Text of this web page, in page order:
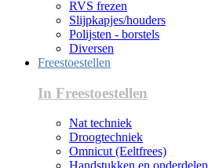
RVS frezen
Slijpkapjes/houders
Polijsten - borstels
Diversen
Freestoestellen
In Freestoestellen
Nat techniek
Droogtechniek
Omnicut (Eeltfrees)